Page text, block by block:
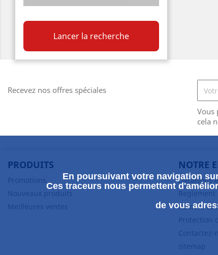
Lancer la recherche
Recevez nos offres spéciales
Vous
cela
PRODUITS
Promotions
Nouveaux produits
Meilleures ventes
NOTRE
Livraisons
Reglement
Retours et
Protection
Contactez-
sitemap
En poursuivant votre navigation
Ces traceurs nous permettent
de vous